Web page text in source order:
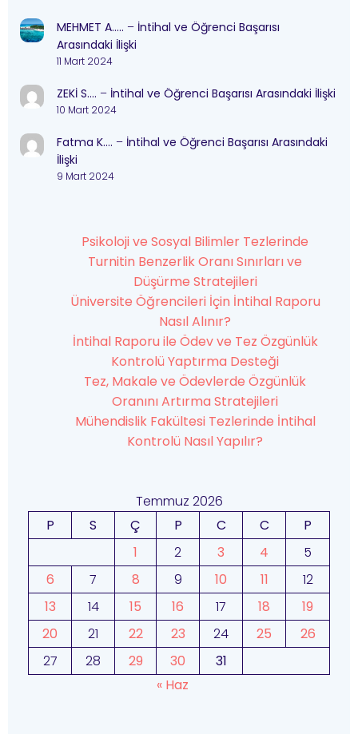
MEHMET A….. – İntihal ve Öğrenci Başarısı
Arasındaki İlişki
11 Mart 2024
ZEKİ S…. – İntihal ve Öğrenci Başarısı Arasındaki İlişki
10 Mart 2024
Fatma K…. – İntihal ve Öğrenci Başarısı Arasındaki
İlişki
9 Mart 2024
Psikoloji ve Sosyal Bilimler Tezlerinde
Turnitin Benzerlik Oranı Sınırları ve
Düşürme Stratejileri
Üniversite Öğrencileri İçin İntihal Raporu
Nasıl Alınır?
İntihal Raporu ile Ödev ve Tez Özgünlük
Kontrolü Yaptırma Desteği
Tez, Makale ve Ödevlerde Özgünlük
Oranını Artırma Stratejileri
Mühendislik Fakültesi Tezlerinde İntihal
Kontrolü Nasıl Yapılır?
Temmuz 2026
P
S Ç P C C
P
1
2 3 4
5
6
7 8 9 10 11
12
13
14 15 16 17 18
19
20
21 22 23 24 25
26
27
28 29 30
31
« Haz